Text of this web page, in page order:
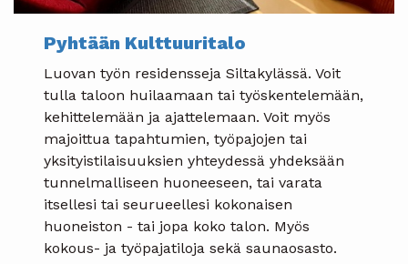
Pyhtään Kulttuuritalo
Luovan työn residensseja Siltakylässä. Voit
tulla taloon huilaamaan tai työskentelemään,
kehittelemään ja ajattelemaan. Voit myös
majoittua tapahtumien, työpajojen tai
yksityistilaisuuksien yhteydessä yhdeksään
tunnelmalliseen huoneeseen, tai varata
itsellesi tai seurueellesi kokonaisen
huoneiston - tai jopa koko talon. Myös
kokous- ja työpajatiloja sekä saunaosasto.